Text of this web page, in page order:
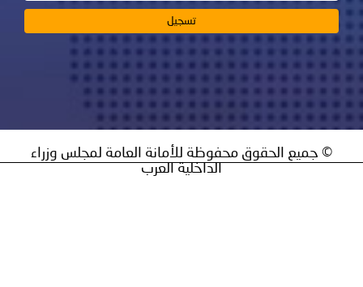
الحقوق محفوظة للأمانة العامة لمجلس وزراء
الداخلية العرب